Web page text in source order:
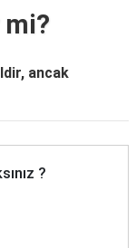
mi?
ancak
?